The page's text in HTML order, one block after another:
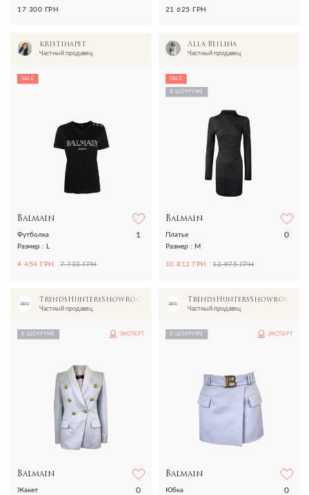
17 300 ГРН 21 625 ГРН
kristinapet
Частный продавец
SALE
Balmain
1
Футболка
Размер : L
4 454 ГРН 7 733 ГРН
Alla Beilina
Частный продавец
SALE
В ШОУРУМЕ
Balmain
0
Платье
Размер : M
10 812 ГРН 12 975 ГРН
TrendsHuntersShowroom
Частный продавец
В ШОУРУМЕ ЭКСПЕРТ
Balmain
0
Жакет
TrendsHuntersShowroom
Частный продавец
В ШОУРУМЕ ЭКСПЕРТ
Balmain
0
Юбка